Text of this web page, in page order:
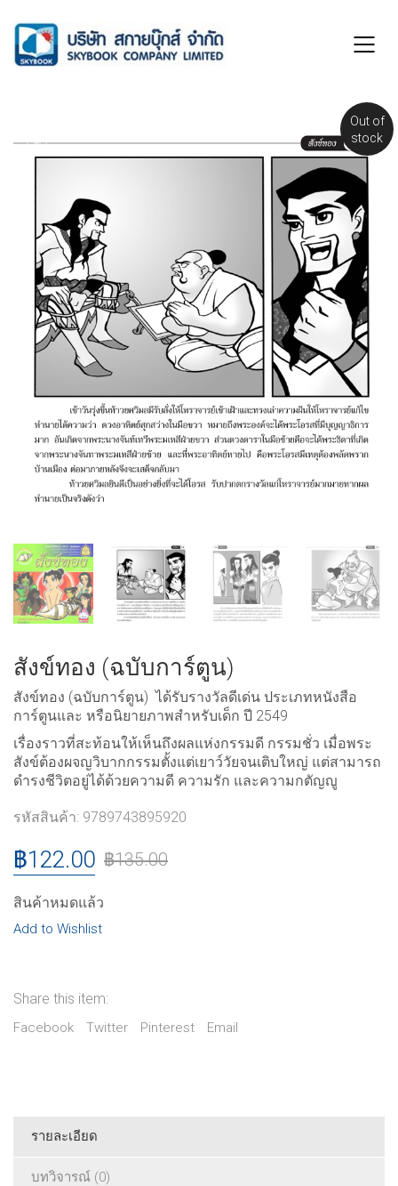
Out of
stock
สังข์ทอง (ฉบับการ์ตูน)
สังข์ทอง (ฉบับการ์ตูน) ได้รับรางวัลดีเด่น ประเภทหนังสือ
การ์ตูนและ หรือนิยายภาพสำหรับเด็ก ปี 2549
เรื่องราวที่สะท้อนให้เห็นถึงผลแห่งกรรมดี กรรมชั่ว เมื่อพระ
สังข์ต้องผจญวิบากกรรมตั้งแต่เยาว์วัยจนเติบใหญ่ แต่สามารถ
ดำรงชีวิตอยู่ได้ด้วยความดี ความรัก และความกตัญญู
รหัสสินค้า: 9789743895920
฿135.00
฿122.00
สินค้าหมดแล้ว
Add to Wishlist
Share this item:
Facebook Twitter Pinterest Email
รายละเอียด
บทวิจารณ์ (0)